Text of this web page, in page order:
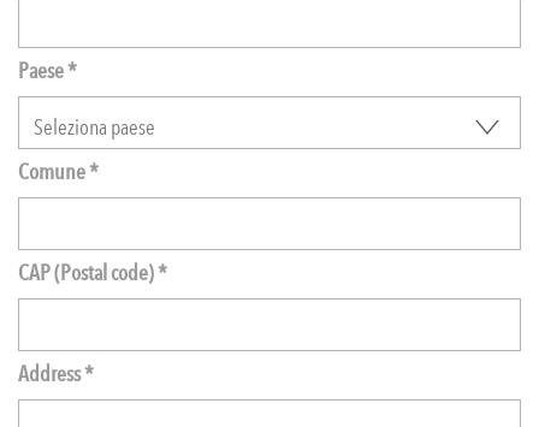
Paese *
Comune *
CAP (Postal code) *
Address *